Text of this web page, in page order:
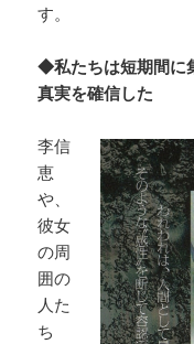
す。
◆私たちは短期間に
真実を確信した
李信
恵
や、
彼女
の周
囲の
人た
ち